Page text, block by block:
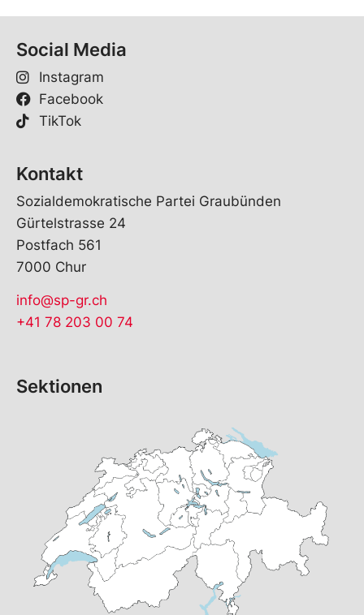
Social Media
Instagram
Facebook
TikTok
Kontakt
Sozialdemokratische Partei Graubünden
Gürtelstrasse 24
Postfach 561
7000 Chur
info@sp-gr.ch
+41 78 203 00 74
Sektionen